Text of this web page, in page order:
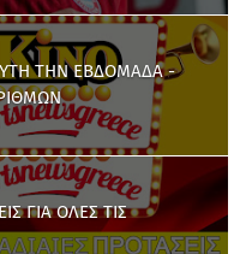
ΤΗΝ ΕΒΔΟΜΑΔΑ -